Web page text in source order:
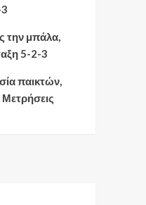
την μπάλα,
5-2-3
παικτών,